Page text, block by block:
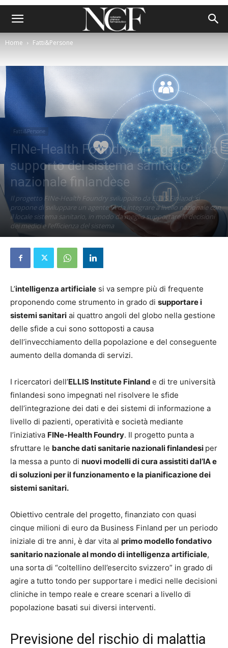
Home Fatti&Persone
Fatti&Persone
FINe-Health Foundry, un agente AI a
supporto del sistema sanitario
nazionale finlandese
Il progetto FINe-Health Foundry sviluppato da ELLIS Finland, si
propone di sviluppare un agente IA da integrare a livello nazionale con
il locale sistema sanitario, in modo da meglio supportare le decisioni
dei medici e l’efficienza del sistema
9 Giugno 2026
L’intelligenza artificiale si va sempre più di frequente
proponendo come strumento in grado di supportare i
sistemi sanitari ai quattro angoli del globo nella gestione
delle sfide a cui sono sottoposti a causa
dell’invecchiamento della popolazione e del conseguente
aumento della domanda di servizi.
I ricercatori dell’ELLIS Institute Finland e di tre università
finlandesi sono impegnati nel risolvere le sfide
dell’integrazione dei dati e dei sistemi di informazione a
livello di pazienti, operatività e società mediante
l’iniziativa FINe-Health Foundry. Il progetto punta a
sfruttare le banche dati sanitarie nazionali finlandesi per
la messa a punto di nuovi modelli di cura assistiti dal’IA e
di soluzioni per il funzionamento e la pianificazione dei
sistemi sanitari.
Obiettivo centrale del progetto, finanziato con quasi
cinque milioni di euro da Business Finland per un periodo
iniziale di tre anni, è dar vita al primo modello fondativo
sanitario nazionale al mondo di intelligenza artificiale,
una sorta di “coltellino dell’esercito svizzero” in grado di
agire a tutto tondo per supportare i medici nelle decisioni
cliniche in tempo reale e creare scenari a livello di
popolazione basati sui diversi interventi.
Previsione del rischio di malattia